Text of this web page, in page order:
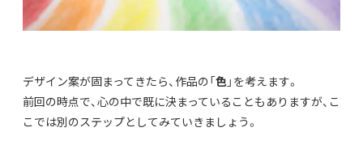
デザイン案が固まってきたら、作品の「色」を考えます。
前回の時点で、心の中で既に決まっていることもありますが、こ
こでは別のステップとしてみていきましょう。